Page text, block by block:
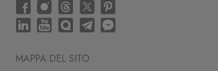
MAPPA DEL SITO